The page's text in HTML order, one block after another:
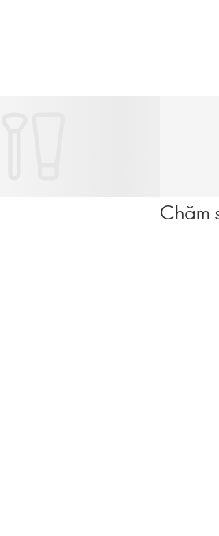
Chăm